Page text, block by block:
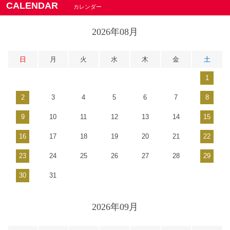
CALENDAR カレンダー
2026年08月
日 月 火 水 木 金 土
1
2 3 4 5 6 7 8
9 10 11 12 13 14 15
16 17 18 19 20 21 22
23 24 25 26 27 28 29
30 31
2026年09月